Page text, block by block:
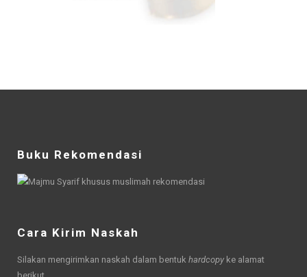
Buku Rekomendasi
Cara Kirim Naskah
Silakan mengirimkan naskah dalam bentuk hardcopy ke alamat